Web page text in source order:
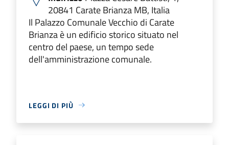
20841 Carate Brianza MB, Italia
Il Palazzo Comunale Vecchio di Carate
Brianza è un edificio storico situato nel
centro del paese, un tempo sede
dell'amministrazione comunale.
LEGGI DI PIÙ